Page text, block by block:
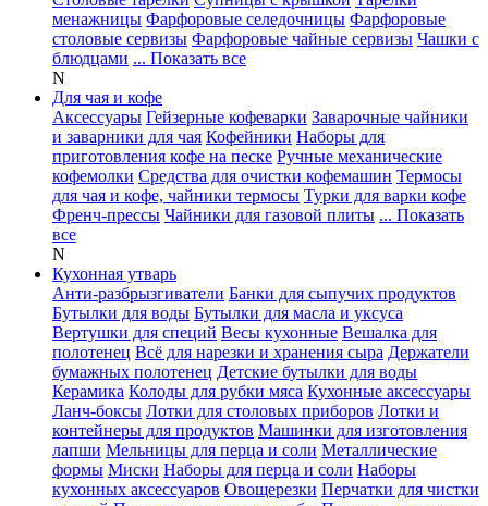
менажницы Фарфоровые селедочницы Фарфоровые
столовые сервизы Фарфоровые чайные сервизы Чашки с
блюдцами ... Показать все
N
Для чая и кофе
Аксессуары Гейзерные кофеварки Заварочные чайники
и заварники для чая Кофейники Наборы для
приготовления кофе на песке Ручные механические
кофемолки Средства для очистки кофемашин Термосы
для чая и кофе, чайники термосы Турки для варки кофе
Френч-прессы Чайники для газовой плиты ... Показать
все
N
Кухонная утварь
Анти-разбрызгиватели Банки для сыпучих продуктов
Бутылки для воды Бутылки для масла и уксуса
Вертушки для специй Весы кухонные Вешалка для
полотенец Всё для нарезки и хранения сыра Держатели
бумажных полотенец Детские бутылки для воды
Керамика Колоды для рубки мяса Кухонные аксессуары
Ланч-боксы Лотки для столовых приборов Лотки и
контейнеры для продуктов Машинки для изготовления
лапши Мельницы для перца и соли Металлические
формы Миски Наборы для перца и соли Наборы
кухонных аксессуаров Овощерезки Перчатки для чистки